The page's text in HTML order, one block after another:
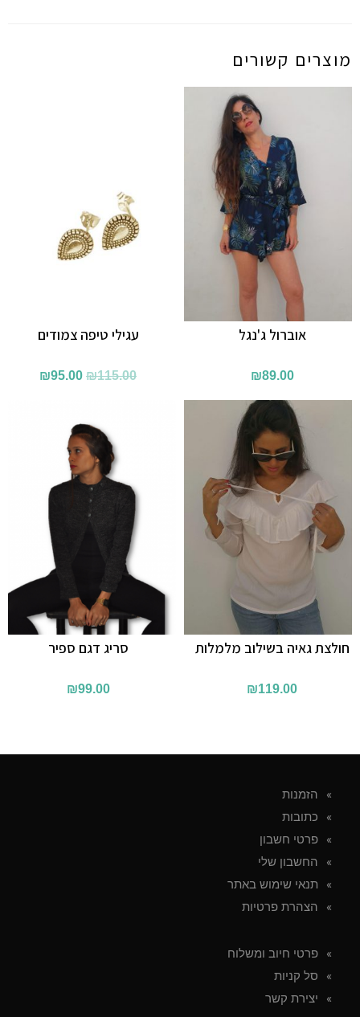
מוצרים קשורים
עגילי טיפה צמודים
₪115.00
המחיר
היה:
₪115.00.
₪95.00
אוברול ג'נגל
₪89.00
סריג דגם ספיר
₪99.00
חולצת גאיה בשילוב מלמלות
₪119.00
הזמנות
כתובות
פרטי חשבון
החשבון שלי
תנאי שימוש באתר
הצהרת פרטיות
פרטי חיוב ומשלוח
סל קניות
יצירת קשר